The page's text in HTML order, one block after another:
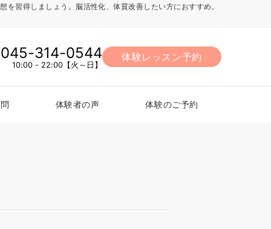
習得しましょう。脳活性化、体質改善したい方におすすめ。
045-314-0544
10:00 - 22:00【火～日】
体験レッスン予約
体験者の声 体験のご予約